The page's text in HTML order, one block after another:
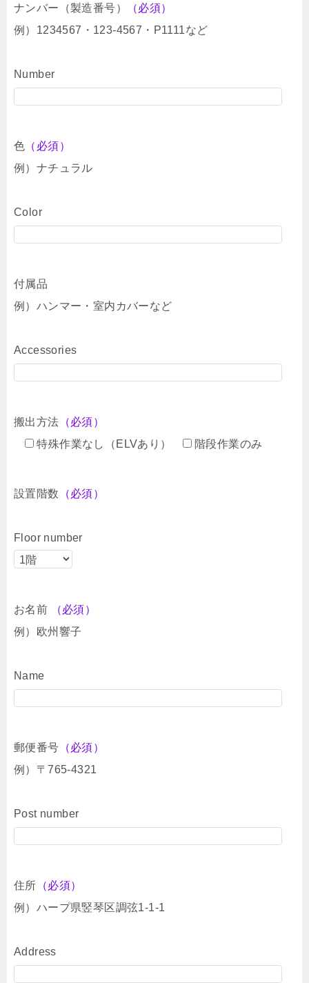
ナンバー（製造番号）
（必須）
例）1234567・123-4567・P1111など
Number
色 （必須）
例）ナチュラル
Color
付属品
例）ハンマー・室内カバーなど
Accessories
搬出方法 （必須）
特殊作業なし（ELVあり）
階段作業のみ
設置階数 （必須）
Floor number
お名前
（必須）
例）欧州響子
Name
郵便番号 （必須）
例）〒765-4321
Post number
住所 （必須）
例）ハープ県竪琴区調弦1-1-1
Address